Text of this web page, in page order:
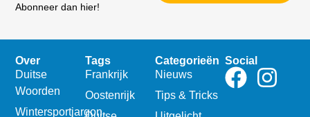
Abonneer dan hier!
Over
Duitse
Woorden
Wintersportjargon
Tags
Frankrijk
Oostenrijk
Categorieën
Nieuws
Tips & Tricks
Social